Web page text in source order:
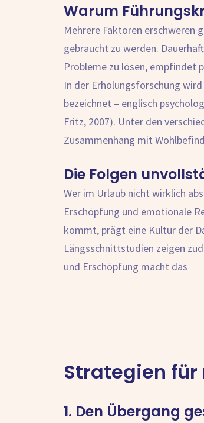
Warum
Mehrere Faktoren erschweren
gebraucht zu werden.
Probleme zu lösen, empfindet
In der Erholungsforschung
bezeichnet – englisch
Fritz, 2007). Unter den
Zusammenhang mit
Die Folgen
Wer im Urlaub nicht wirklich
Erschöpfung und emotionale
kommt, prägt eine Kultur der
Längsschnittstudien zeigen
und Erschöpfung macht das
Strategien für
1. Den Übergang